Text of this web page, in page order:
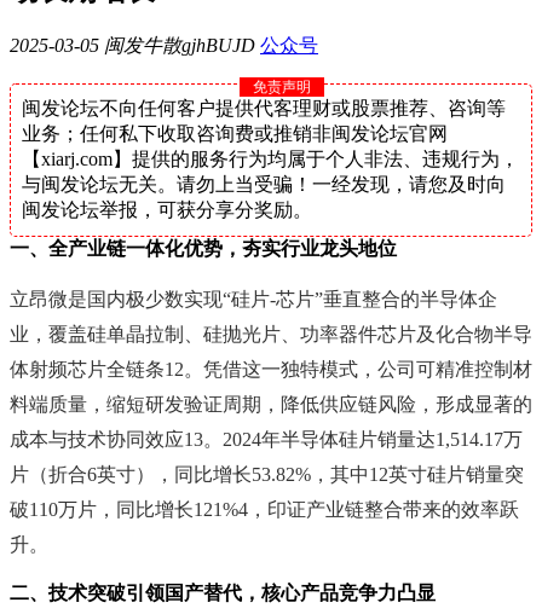
2025-03-05 闽发牛散gjhBUJD 公众号
免责声明
闽发论坛不向任何客户提供代客理财或股票推荐、咨询等
业务；任何私下收取咨询费或推销非闽发论坛官网
【xiarj.com】提供的服务行为均属于个人非法、违规行为，
与闽发论坛无关。请勿上当受骗！一经发现，请您及时向
闽发论坛举报，可获分享分奖励。
一、全产业链一体化优势，夯实行业龙头地位
立昂微是国内极少数实现“硅片-芯片”垂直整合的半导体企
业，覆盖硅单晶拉制、硅抛光片、功率器件芯片及化合物半导
体射频芯片全链条‌12。凭借这一独特模式，公司可精准控制材
料端质量，缩短研发验证周期，降低供应链风险，形成显著的
成本与技术协同效应‌13。2024年半导体硅片销量达1,514.17万
片（折合6英寸），同比增长53.82%，其中12英寸硅片销量突
破110万片，同比增长121%‌4，印证产业链整合带来的效率跃
升。
二、技术突破引领国产替代，核心产品竞争力凸显